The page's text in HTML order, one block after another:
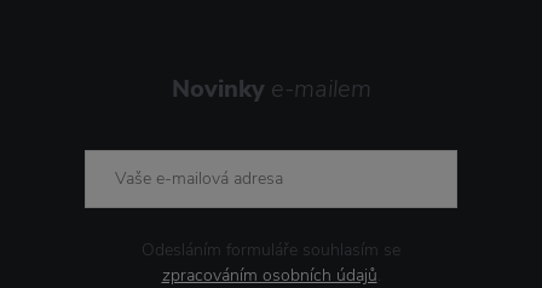
Novinky e-mailem
Odesláním formuláře souhlasím se
zpracováním osobních údajů.